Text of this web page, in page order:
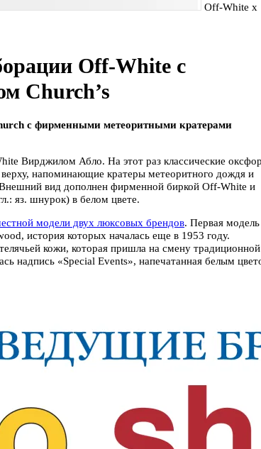
Off-White x
Off-White с
Church’s
с фирменными метеоритными кратерами
Вирджилом Абло. На этот раз классические
напоминающие кратеры метеоритного дождя и
вид дополнен фирменной биркой Off-White и
яз. шнурок) в белом цвете.
модели двух люксовых брендов. Первая модель
история которых началась еще в 1953 году.
кожи, которая пришла на смену традиционной
надпись «Special Events», напечатанная белым